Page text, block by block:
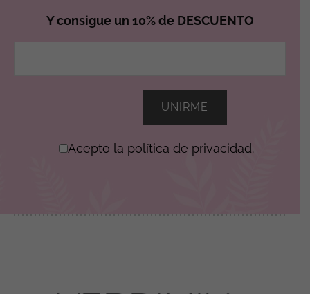
Y consigue un 10% de DESCUENTO
Acepto la política de privacidad.